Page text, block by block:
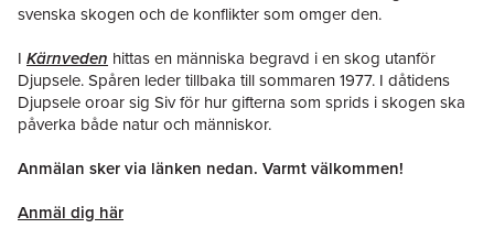
svenska skogen och de konflikter som omger den.
I Kärnveden hittas en människa begravd i en skog utanför
Djupsele. Spåren leder tillbaka till sommaren 1977. I dåtidens
Djupsele oroar sig Siv för hur gifterna som sprids i skogen ska
påverka både natur och människor.
Anmälan sker via länken nedan. Varmt välkommen!
Anmäl dig här